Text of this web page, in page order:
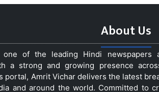
About Us
of the leading Hindi newspapers
a strong and growing presence
portal, Amrit Vichar delivers the latest
and around the world. Committed to